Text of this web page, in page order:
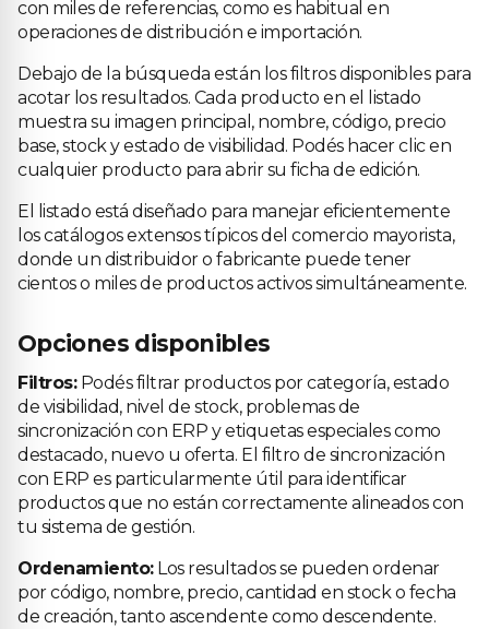
con miles de referencias, como es habitual en
operaciones de distribución e importación.
Debajo de la búsqueda están los filtros disponibles para
acotar los resultados. Cada producto en el listado
muestra su imagen principal, nombre, código, precio
base, stock y estado de visibilidad. Podés hacer clic en
cualquier producto para abrir su ficha de edición.
El listado está diseñado para manejar eficientemente
los catálogos extensos típicos del comercio mayorista,
donde un distribuidor o fabricante puede tener
cientos o miles de productos activos simultáneamente.
Opciones disponibles
Filtros:Podés filtrar productos por categoría, estado
de visibilidad, nivel de stock, problemas de
sincronización con ERP y etiquetas especiales como
destacado, nuevo u oferta. El filtro de sincronización
con ERP es particularmente útil para identificar
productos que no están correctamente alineados con
tu sistema de gestión.
Ordenamiento:Los resultados se pueden ordenar
por código, nombre, precio, cantidad en stock o fecha
de creación, tanto ascendente como descendente.